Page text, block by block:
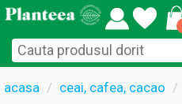
acasa ceai, cafea, cacao